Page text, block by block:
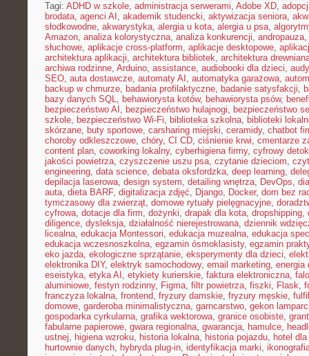
Tagi: ADHD w szkole, administracja serwerami, Adobe XD,
brodata, agenci AI , akademik studencki, aktywizacja seniora,
słodkowodne, akwarystyka, alergia u kota, alergia u psa,
Amazon, analiza kolorystyczna, analiza konkurencji, andropauza,
słuchowe, aplikacje cross-platform, aplikacje desktopowe,
architektura aplikacji, architektura bibliotek, architektura
archiwa rodzinne, Arduino, assistance, audiobooki dla dzieci,
SEO, auta dostawcze, automaty AI , automatyka garażowa,
backup w chmurze, badania profilaktyczne, badanie satysfakcji,
bazy danych SQL, behawiorysta kotów, behawiorysta psów,
bezpieczeństwo AI , bezpieczeństwo hulajnogi, bezpieczeństwo
szkole, bezpieczeństwo Wi-Fi, biblioteka szkolna, biblioteki
skórzane, buty sportowe, carsharing miejski, ceramidy, chatbot
choroby odkleszczowe, chóry, CI CD, ciśnienie krwi, cmentarze
content plan, coworking lokalny, cyberhigiena firmy, cyfrowy
jakości powietrza, czyszczenie uszu psa, czytanie dzieciom,
engineering, data science, debata oksfordzka, deep learning,
depilacja laserowa, design system, detailing wnętrza, DevOps,
auta, dieta BARF, digitalizacja zdjęć, Django, Docker, dom bez
tymczasowy dla zwierząt, domowe rytuały pielęgnacyjne,
cyfrowa, dotacje dla firm, dożynki, drapak dla kota, dropshipping,
diligence, dysleksja, działalność nierejestrowana, dziennik
licealna, edukacja Montessori, edukacja muzealna, edukacja
edukacja wczesnoszkolna, egzamin ósmoklasisty, egzamin
eko jazda, ekologiczne sprzątanie, eksperymenty dla dzieci,
elektronika DIY, elektryk samochodowy, email marketing, energia
eseistyka, etyka AI , etykiety kurierskie, faktura elektroniczna,
aluminiowe, festyn rodzinny, Figma, filtr powietrza, fiszki, Flask,
franczyza lokalna, frontend, fryzury damskie, fryzury męskie,
domowe, garderoba minimalistyczna, garncarstwo, gekon
gospodarka cyrkularna, grafika wektorowa, granice osobiste,
fabularne papierowe, gwara regionalna, gwarancja, hamulce,
ustnej, higiena wzroku, historia lokalna, historia pojazdu, hotel
hurtownie danych, hybryda plug-in, identyfikacja marki,